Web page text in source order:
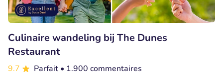
Culinaire wandeling bij The Dunes
Restaurant
9.7 Parfait • 1.900 commentaires